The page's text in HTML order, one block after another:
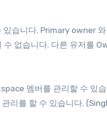
습니다. Primary owner
없습니다. 다른 유저를
멤버를 관리할 수 있
리를 할 수 있습니다.